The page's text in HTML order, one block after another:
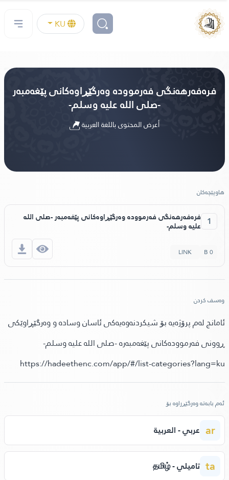
KU
فرەفەرهەنگی فەرموودە وەرگێڕاوەکانی پێغەمبەر
-صلى الله عليه وسلم-
أعرض المحتوى باللغة العربية
هاوپێچه‌كان
1 فرەفەرهەنگی فەرموودە وەرگێڕاوەکانی پێغەمبەر -صلى الله
عليه وسلم-
0 B
LINK
وه‌سف كردن
ئامانج لەم پرۆژەیە بۆ شیکردنەوەیەکی ئاسان وسادە و وەرگێڕاوێکی
ڕوونی فەرموودەکانی پێغەمبەرە -صلى الله علیه وسلم-
https://hadeethenc.com/app/#/list-categories?lang=ku
ئه‌م بابه‌ته‌ وه‌رگێڕراوه‌ بۆ
ar عربي - العربية
ta تاميلي - தமிழ்